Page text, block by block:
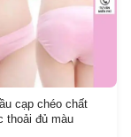
cạp chéo chất
thoải đủ màu